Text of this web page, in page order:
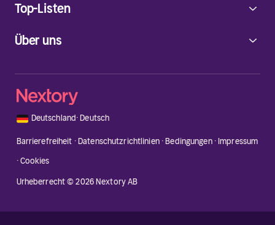
Über uns
Top-Listen
🇩🇪 Deutschland·Deutsch
Barrierefreiheit ·Datenschutzrichtlinien·Bedingungen· Impressum
·Cookies
Urheberrecht © 2026 Nextory AB